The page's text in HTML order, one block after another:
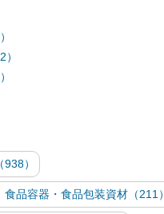
）
品容器・食品包装資材（211）